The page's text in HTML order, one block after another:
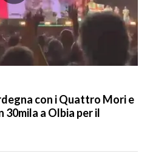
con i Quattro Mori e
30mila a Olbia per il